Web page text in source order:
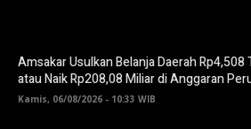
Amsakar Usulkan Belanja Daerah Rp4,508
atau Naik Rp208,08 Miliar di Anggaran
Kamis, 06/08/2026 - 10:33 WIB